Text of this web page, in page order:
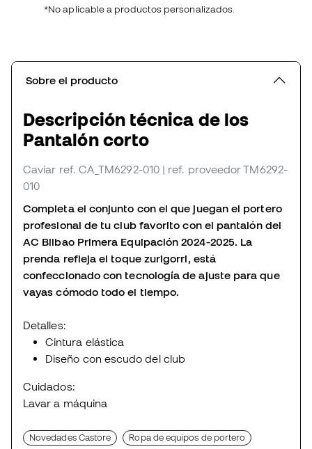
*No aplicable a productos personalizados.
Sobre el producto
Descripción técnica de los
Pantalón corto
Caviar ref. CA_TM6292-010 | ref. proveedor TM6292-
010
Completa el conjunto con el que juegan el portero
profesional de tu club favorito con el pantalón del
AC Bilbao Primera Equipación 2024-2025. La
prenda refleja el toque zurigorri, está
confeccionado con tecnología de ajuste para que
vayas cómodo todo el tiempo.
Detalles:
Cintura elástica
Diseño con escudo del club
Cuidados:
Lavar a máquina
Novedades Castore Ropa de equipos de portero